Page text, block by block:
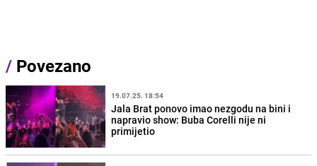
/ Povezano
19.07.25. 18:54
Jala Brat ponovo imao nezgodu na bini i
napravio show: Buba Corelli nije ni
primijetio